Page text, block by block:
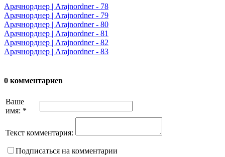
Арачнорднер | Arajnordner - 78
Арачнорднер | Arajnordner - 79
Арачнорднер | Arajnordner - 80
Арачнорднер | Arajnordner - 81
Арачнорднер | Arajnordner - 82
Арачнорднер | Arajnordner - 83
0 комментариев
Ваше
имя: *
Текст комментария:
Подписаться на комментарии